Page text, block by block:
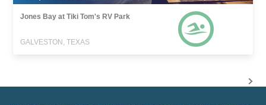
Jones Bay at Tiki Tom's RV Park
GALVESTON, TEXAS